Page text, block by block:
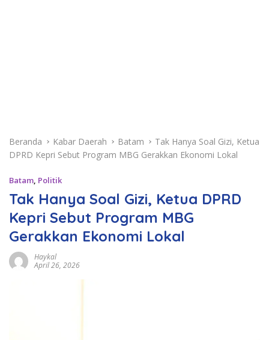
Beranda Kabar Daerah Batam
Tak Hanya Soal Gizi, Ketua
DPRD Kepri Sebut Program MBG Gerakkan Ekonomi Lokal
Batam, Politik
Tak Hanya Soal Gizi, Ketua DPRD
Kepri Sebut Program MBG
Gerakkan Ekonomi Lokal
Haykal
April 26, 2026